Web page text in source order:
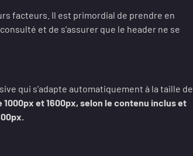
facteurs. Il est primordial de prendre en
et de s’assurer que le header ne se
qui s’adapte automatiquement à la taille de
et 1600px, selon le contenu inclus et